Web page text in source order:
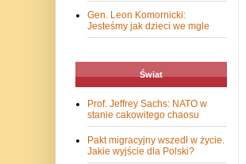
Gen. Leon Komornicki:
Jesteśmy jak dzieci we mgle
Świat
Prof. Jeffrey Sachs: NATO w
stanie cakowitego chaosu
Pakt migracyjny wszedł w życie.
Jakie wyjście dla Polski?